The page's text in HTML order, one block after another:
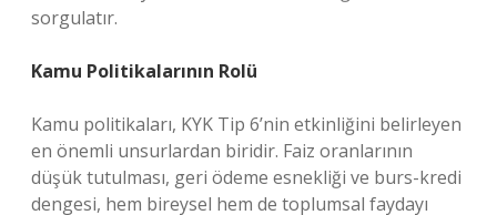
sorgulatır.
Kamu Politikalarının Rolü
Kamu politikaları, KYK Tip 6’nin etkinliğini belirleyen
en önemli unsurlardan biridir. Faiz oranlarının
düşük tutulması, geri ödeme esnekliği ve burs-kredi
dengesi, hem bireysel hem de toplumsal faydayı